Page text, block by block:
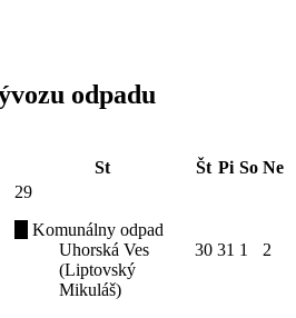
odpadu
St Št Pi So Ne
29
Komunálny odpad
Uhorská Ves
(Liptovský
Mikuláš)
30 31 1 2